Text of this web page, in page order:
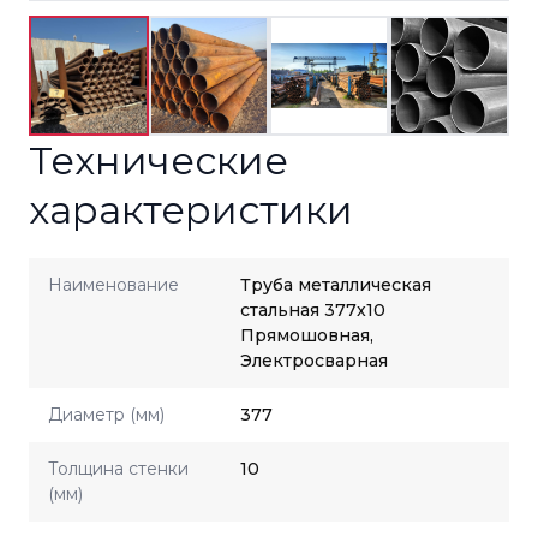
Технические
характеристики
Наименование
Труба металлическая
стальная 377x10
Прямошовная,
Электросварная
Диаметр (мм) 377
Толщина стенки
(мм)
10